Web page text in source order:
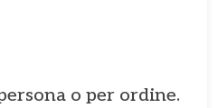
o per ordine.